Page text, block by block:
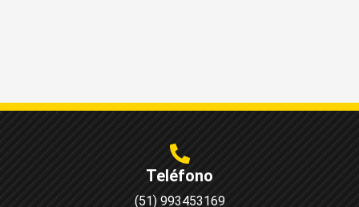
Teléfono
(51) 993453169